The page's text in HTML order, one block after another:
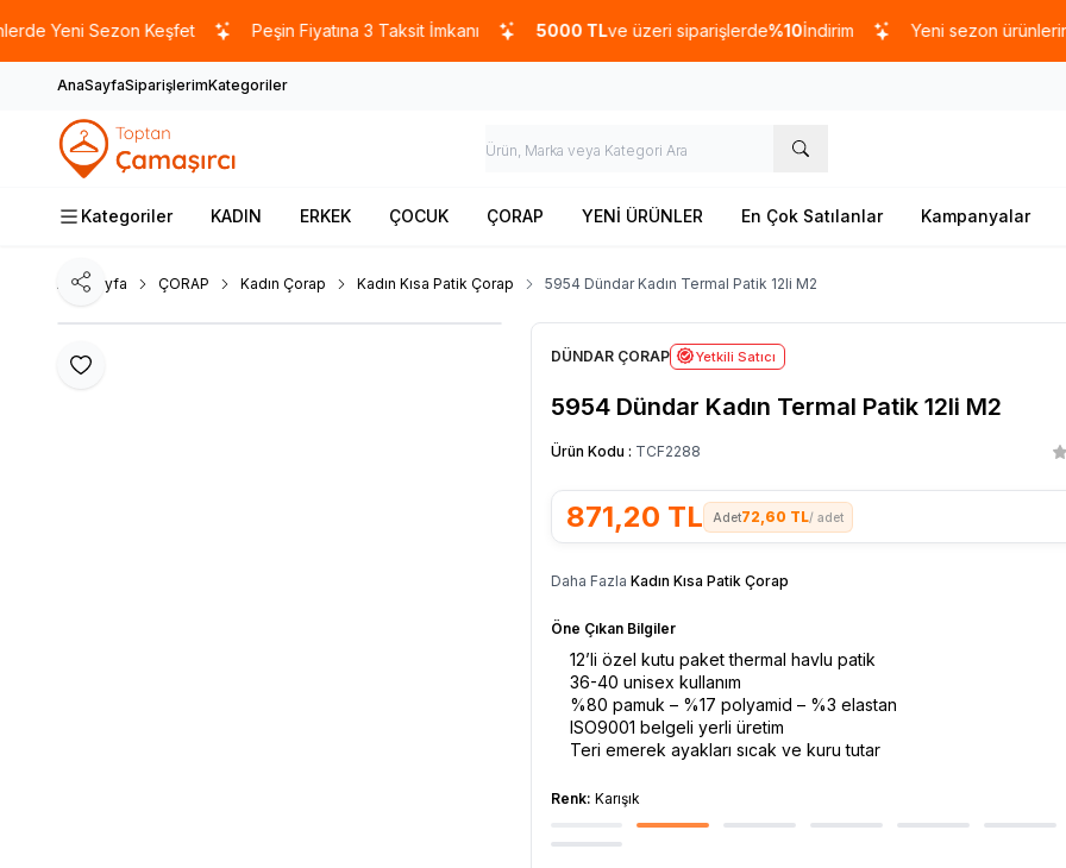
Sezon Keşfet Peşin Fiyatına 3 Taksit İmkanı 5000 TLve üzeri siparişlerde%10İndirim Yeni sezon ürünlerinde
AnaSayfaSiparişlerimKategoriler
Kategoriler KADIN ERKEK ÇOCUK ÇORAP YENİ ÜRÜNLER En Çok Satılanlar Kampanyalar
Ana Sayfa ÇORAP Kadın Çorap Kadın Kısa Patik Çorap 5954 Dündar Kadın Termal Patik 12li M2
Favoriye Ekle
Paylaş
DÜNDAR ÇORAP Yetkili Satıcı
5954 Dündar Kadın Termal Patik 12li M2
Ürün Kodu : TCF2288
871,20 TL 72,60 TL/ adet
Daha Fazla Kadın Kısa Patik Çorap
Öne Çıkan Bilgiler
12’li özel kutu paket thermal havlu patik
36-40 unisex kullanım
%80 pamuk – %17 polyamid – %3 elastan
ISO9001 belgeli yerli üretim
Teri emerek ayakları sıcak ve kuru tutar
Renk: Karışık